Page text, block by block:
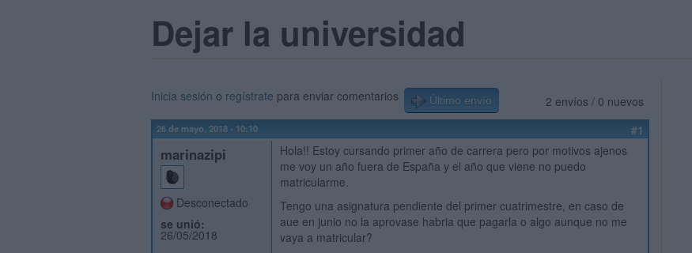
Dejar la universidad
2 envíos / 0 nuevos
Inicia sesión o regístrate para enviar comentarios Último envío
26 de mayo, 2018 - 10:10 #1
marinazipi
Desconectado
se unió:
26/05/2018
Hola!! Estoy cursando primer año de carrera pero por motivos ajenos
me voy un año fuera de España y el año que viene no puedo
matricularme.
Tengo una asignatura pendiente del primer cuatrimestre, en caso de
aue en junio no la aprovase habria que pagarla o algo aunque no me
vaya a matricular?